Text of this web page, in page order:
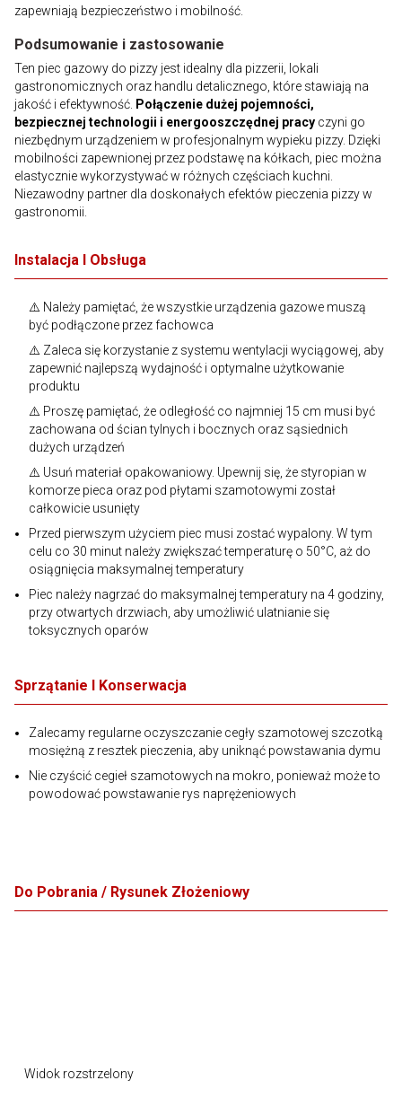
zapewniają bezpieczeństwo i mobilność.
Podsumowanie i zastosowanie
Ten piec gazowy do pizzy jest idealny dla pizzerii, lokali
gastronomicznych oraz handlu detalicznego, które stawiają na
jakość i efektywność. Połączenie dużej pojemności,
bezpiecznej technologii i energooszczędnej pracy czyni go
niezbędnym urządzeniem w profesjonalnym wypieku pizzy. Dzięki
mobilności zapewnionej przez podstawę na kółkach, piec można
elastycznie wykorzystywać w różnych częściach kuchni.
Niezawodny partner dla doskonałych efektów pieczenia pizzy w
gastronomii.
Instalacja I Obsługa
⚠️ Należy pamiętać, że wszystkie urządzenia gazowe muszą
być podłączone przez fachowca
⚠️ Zaleca się korzystanie z systemu wentylacji wyciągowej, aby
zapewnić najlepszą wydajność i optymalne użytkowanie
produktu
⚠️ Proszę pamiętać, że odległość co najmniej 15 cm musi być
zachowana od ścian tylnych i bocznych oraz sąsiednich
dużych urządzeń
⚠️ Usuń materiał opakowaniowy. Upewnij się, że styropian w
komorze pieca oraz pod płytami szamotowymi został
całkowicie usunięty
Przed pierwszym użyciem piec musi zostać wypalony. W tym
celu co 30 minut należy zwiększać temperaturę o 50°C, aż do
osiągnięcia maksymalnej temperatury
Piec należy nagrzać do maksymalnej temperatury na 4 godziny,
przy otwartych drzwiach, aby umożliwić ulatnianie się
toksycznych oparów
Sprzątanie I Konserwacja
Zalecamy regularne oczyszczanie cegły szamotowej szczotką
mosiężną z resztek pieczenia, aby uniknąć powstawania dymu
Nie czyścić cegieł szamotowych na mokro, ponieważ może to
powodować powstawanie rys naprężeniowych
Do Pobrania / Rysunek Złożeniowy
Widok rozstrzelony